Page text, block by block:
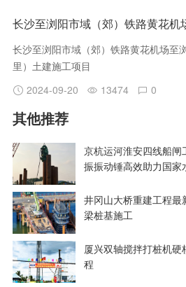
长沙至浏阳市域（郊）铁路黄花机场至
里）土建施工项目
2024-09-20
13474 0
其他推荐
京杭运河淮安四线船
振振动锤高效助力国家
井冈山大桥重建工程
梁桩基施工
厦兴双轴搅拌打桩机
程